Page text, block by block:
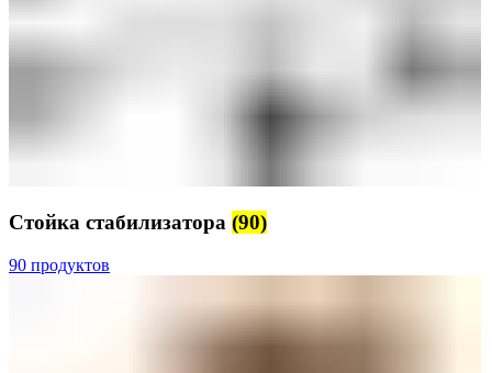
Стойка стабилизатора (90)
90 продуктов